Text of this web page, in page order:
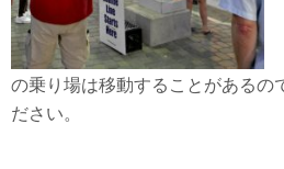
の乗り場は移動することがあるの
ださい。